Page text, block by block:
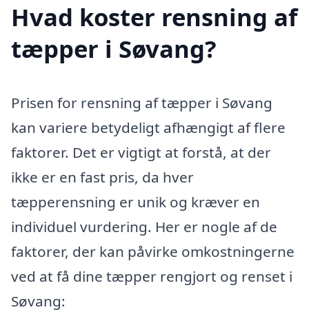
Hvad koster rensning af
tæpper i Søvang?
Prisen for rensning af tæpper i Søvang
kan variere betydeligt afhængigt af flere
faktorer. Det er vigtigt at forstå, at der
ikke er en fast pris, da hver
tæpperensning er unik og kræver en
individuel vurdering. Her er nogle af de
faktorer, der kan påvirke omkostningerne
ved at få dine tæpper rengjort og renset i
Søvang: